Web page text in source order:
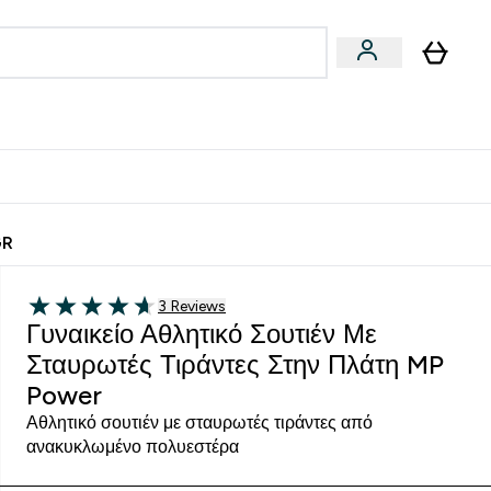
4.67 out of 5 stars
3 customer reviews
3 Reviews
Γυναικείο Αθλητικό Σουτιέν Με
Σταυρωτές Τιράντες Στην Πλάτη MP
Power
Αθλητικό σουτιέν με σταυρωτές τιράντες από
ανακυκλωμένο πολυεστέρα